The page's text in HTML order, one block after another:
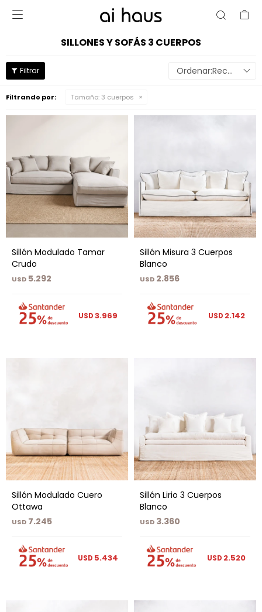

SILLONES Y SOFÁS 3 CUERPOS
Recomendados
Filtrando por: Tamaño: 3 cuerpos
Sillón Modulado Tamar
Crudo
USD 5.292
USD3.969
Sillón Misura 3 Cuerpos
Blanco
USD 2.856
USD 2.142
Sillón Modulado Cuero
Ottawa
USD 7.245
USD 5.434
Sillón Lirio 3 Cuerpos
Blanco
USD 3.360
USD 2.520